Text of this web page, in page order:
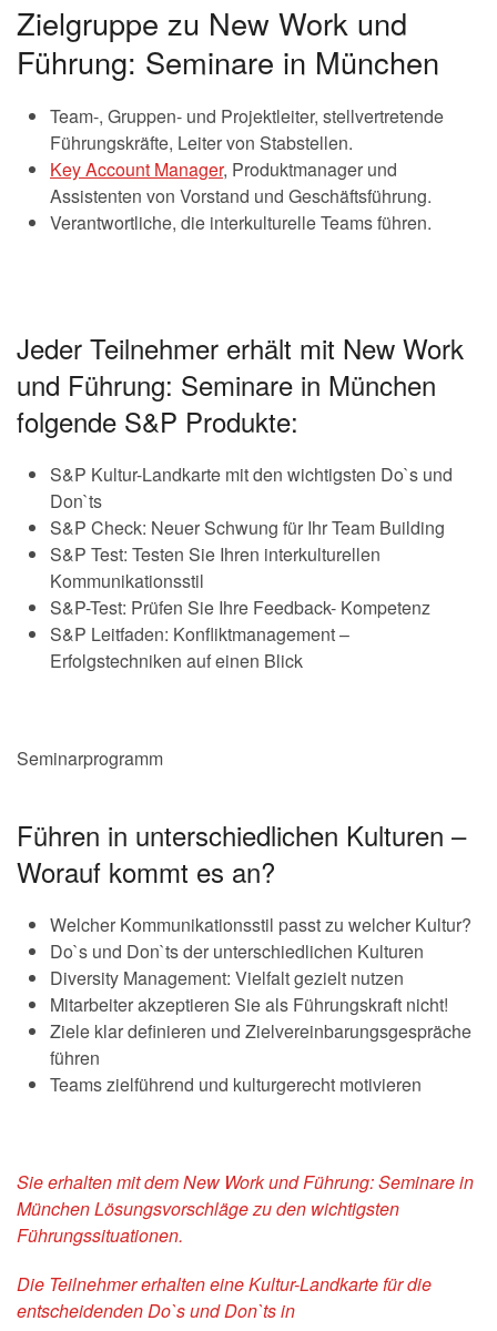
Zielgruppe zu New Work und
Führung: Seminare in München
Team-, Gruppen- und Projektleiter, stellvertretende
Führungskräfte, Leiter von Stabstellen.
Key Account Manager, Produktmanager und
Assistenten von Vorstand und Geschäftsführung.
Verantwortliche, die interkulturelle Teams führen.
Jeder Teilnehmer erhält mit New Work
und Führung: Seminare in München
folgende S&P Produkte:
S&P Kultur-Landkarte mit den wichtigsten Do`s und
Don`ts
S&P Check: Neuer Schwung für Ihr Team Building
S&P Test: Testen Sie Ihren interkulturellen
Kommunikationsstil
S&P-Test: Prüfen Sie Ihre Feedback- Kompetenz
S&P Leitfaden: Konfliktmanagement –
Erfolgstechniken auf einen Blick
Seminarprogramm
Führen in unterschiedlichen Kulturen –
Worauf kommt es an?
Welcher Kommunikationsstil passt zu welcher Kultur?
Do`s und Don`ts der unterschiedlichen Kulturen
Diversity Management: Vielfalt gezielt nutzen
Mitarbeiter akzeptieren Sie als Führungskraft nicht!
Ziele klar definieren und Zielvereinbarungsgespräche
führen
Teams zielführend und kulturgerecht motivieren
Sie erhalten mit dem New Work und Führung: Seminare in
München Lösungsvorschläge zu den wichtigsten
Führungssituationen.
Die Teilnehmer erhalten eine Kultur-Landkarte für die
entscheidenden Do`s und Don`ts in